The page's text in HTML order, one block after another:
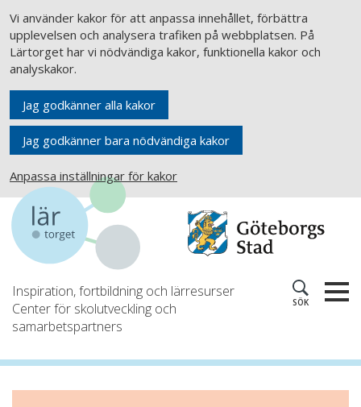
Vi använder kakor för att anpassa innehållet, förbättra
upplevelsen och analysera trafiken på webbplatsen. På
Lärtorget har vi nödvändiga kakor, funktionella kakor och
analyskakor.
Jag godkänner alla kakor
Jag godkänner bara nödvändiga kakor
Anpassa inställningar för kakor
Inspiration, fortbildning och lärresurser
Center för skolutveckling och
samarbetspartners
SÖK